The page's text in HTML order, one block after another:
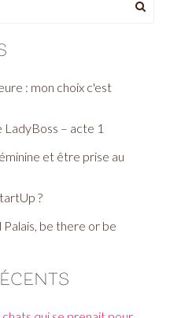
: mon choix c'est
LadyBoss – acte 1
et être prise au
?
Palais, be there or be